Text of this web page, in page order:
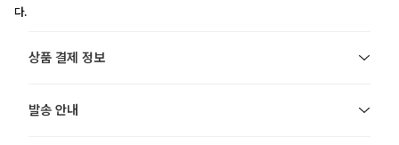
다.
상품 결제 정보
발송 안내